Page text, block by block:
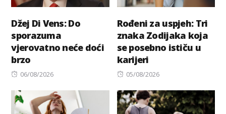
Džej Di Vens: Do
sporazuma
vjerovatno neće doći
brzo
Posted
06/08/2026
Rođeni za uspjeh: Tri
znaka Zodijaka koja
se posebno ističu u
karijeri
Posted
05/08/2026